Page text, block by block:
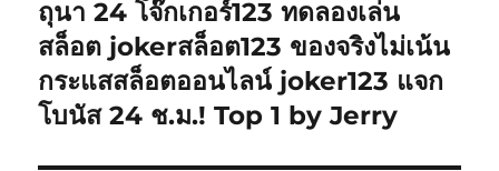
ก่อน
หน้า:
ถุนา 24 โจ๊กเกอร์123 ทดลองเล่น
สล็อต jokerสล็อต123 ของจริงไม่เน้น
กระแสสล็อตออนไลน์ joker123 แจก
โบนัส 24 ช.ม.! Top 1 by Jerry